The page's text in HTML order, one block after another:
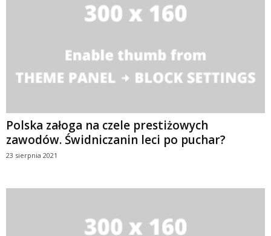
Polska załoga na czele prestiżowych
zawodów. Świdniczanin leci po puchar?
23 sierpnia 2021